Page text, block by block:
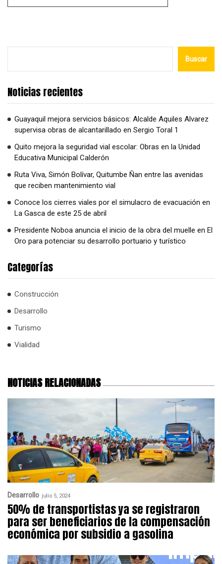
Buscar
Noticias recientes
Guayaquil mejora servicios básicos: Alcalde Aquiles Alvarez
supervisa obras de alcantarillado en Sergio Toral 1
Quito mejora la seguridad vial escolar: Obras en la Unidad
Educativa Municipal Calderón
Ruta Viva, Simón Bolívar, Quitumbe Ñan entre las avenidas
que reciben mantenimiento vial
Conoce los cierres viales por el simulacro de evacuación en
La Gasca de este 25 de abril
Presidente Noboa anuncia el inicio de la obra del muelle en El
Oro para potenciar su desarrollo portuario y turístico
Categorías
Construcción
Desarrollo
Turismo
Vialidad
NOTICIAS RELACIONADAS
Desarrollo julio 5, 2024
50% de transportistas ya se registraron
para ser beneficiarios de la compensación
económica por subsidio a gasolina